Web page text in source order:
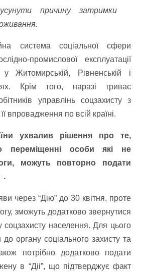
причину затримки
система соціальної сфери
промислової експлуатації
Житомирській, Рівненській і
Крім того, наразі триває
управлінь соцзахисту з
впровадження по всій країні.
ухвалив рішення про те,
особи які не
можуть повторно подати
.
через “Дiю” до 30 квітня, проте
зможуть додатково звернутися
соцзахисту населення. Для цього
органу соціального захисту та
потрібно додатково подати
в “Діі”, що підтверджує факт